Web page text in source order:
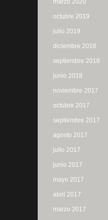
marzo 2020
octubre 2019
julio 2019
diciembre 2018
septiembre 2018
junio 2018
noviembre 2017
octubre 2017
septiembre 2017
agosto 2017
julio 2017
junio 2017
mayo 2017
abril 2017
marzo 2017